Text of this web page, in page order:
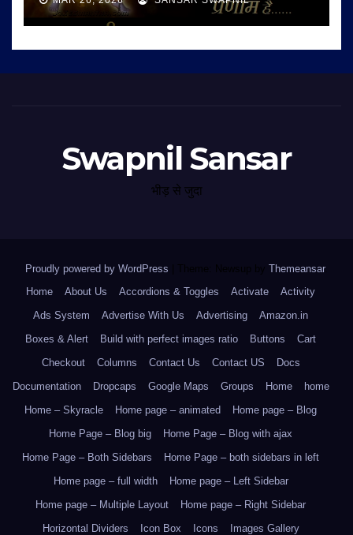
Swapnil Sansar
भीड़ से जुदा
Proudly powered by WordPress Theme: Newsup by Themeansar.
Home
About Us Accordions & Toggles Activate
Activity
Ads System
Advertise With Us Advertising
Amazon.in
Boxes & Alert
Build with perfect images ratio Buttons
Cart
Checkout
Columns Contact Us Contact US
Docs
Documentation
Dropcaps Google Maps Groups Home
home
Home – Skyracle
Home page – animated
Home page – Blog
Home Page – Blog big
Home Page – Blog with ajax
Home Page – Both Sidebars
Home Page – both sidebars in left
Home page – full width
Home page – Left Sidebar
Home page – Multiple Layout
Home page – Right Sidebar
Horizontal Dividers
Icon Box Icons
Images Gallery